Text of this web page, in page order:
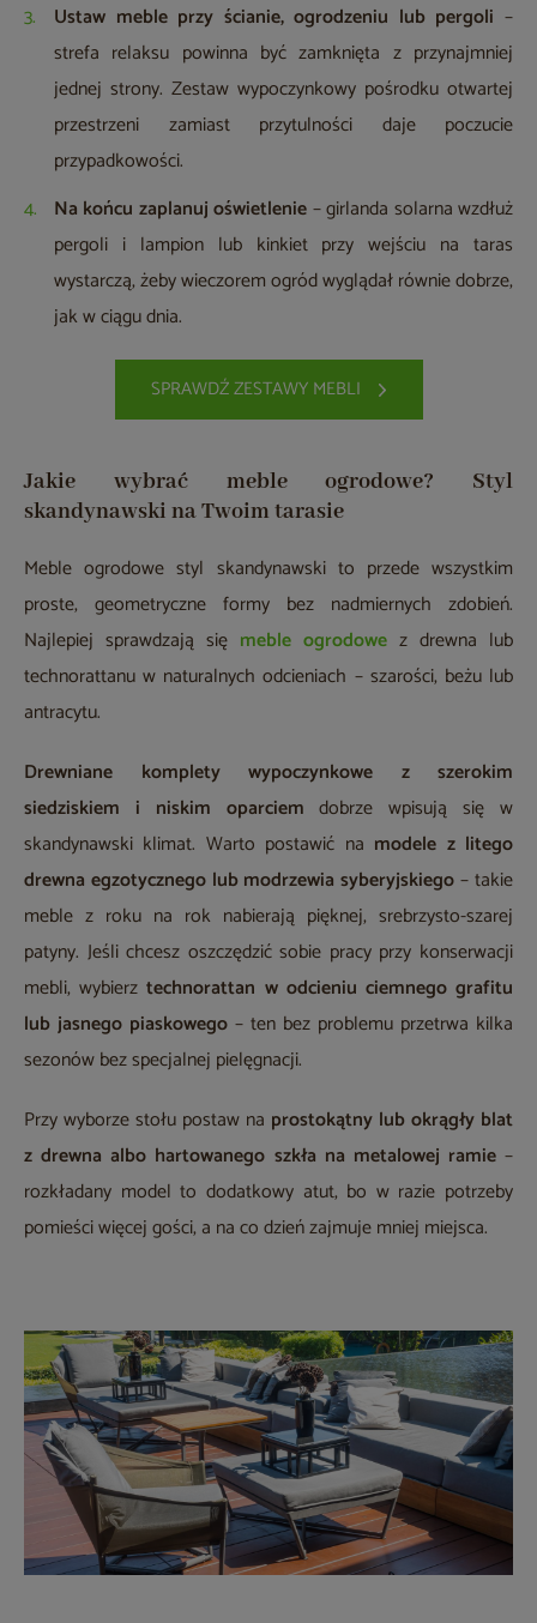
Ustaw meble przy ścianie, ogrodzeniu lub pergoli –
strefa relaksu powinna być zamknięta z przynajmniej
jednej strony. Zestaw wypoczynkowy pośrodku otwartej
przestrzeni zamiast przytulności daje poczucie
przypadkowości.
Na końcu zaplanuj oświetlenie– girlanda solarna wzdłuż
pergoli i lampion lub kinkiet przy wejściu na taras
wystarczą, żeby wieczorem ogród wyglądał równie dobrze,
jak w ciągu dnia.
SPRAWDŹ ZESTAWY MEBLI
Jakie wybrać meble ogrodowe? Styl
skandynawski na Twoim tarasie
Meble ogrodowe styl skandynawski to przede wszystkim
proste, geometryczne formy bez nadmiernych zdobień.
Najlepiej sprawdzają się meble ogrodowe z drewna lub
technorattanu w naturalnych odcieniach – szarości, beżu lub
antracytu.
Drewniane komplety wypoczynkowe z szerokim
siedziskiem i niskim oparciemdobrze wpisują się w
skandynawski klimat. Warto postawić na modele z litego
drewna egzotycznego lub modrzewia syberyjskiego– takie
meble z roku na rok nabierają pięknej, srebrzysto-szarej
patyny. Jeśli chcesz oszczędzić sobie pracy przy konserwacji
mebli, wybierztechnorattan w odcieniu ciemnego grafitu
lub jasnego piaskowego – ten bez problemu przetrwa kilka
sezonów bez specjalnej pielęgnacji.
Przy wyborze stołu postaw na prostokątny lub okrągły blat
z drewna albo hartowanego szkła na metalowej ramie–
rozkładany model to dodatkowy atut, bo w razie potrzeby
pomieści więcej gości, a na co dzień zajmuje mniej miejsca.